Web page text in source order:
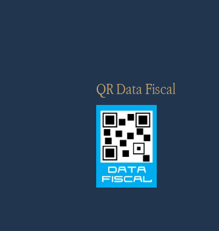
QR Data Fiscal